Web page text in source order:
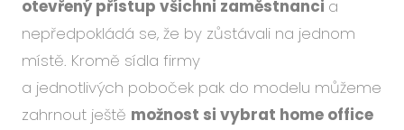
otevřený přístup všichni zaměstnanci a
nepředpokládá se, že by zůstávali na jednom
místě. Kromě sídla firmy
a jednotlivých poboček pak do modelu můžeme
zahrnout ještě možnost si vybrat home office